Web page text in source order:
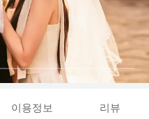
이용정보 리뷰